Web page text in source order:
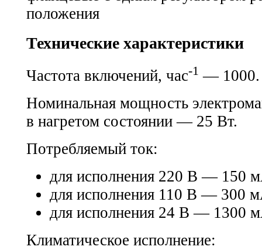
Технические характеристики
Частота включений, час-1 — 1000.
Номинальная мощность
в нагретом состоянии — 25 Вт.
Потребляемый ток:
для исполнения 220 В — 150
для исполнения 110 В — 300
для исполнения 24 В — 1300
Климатическое исполнение: